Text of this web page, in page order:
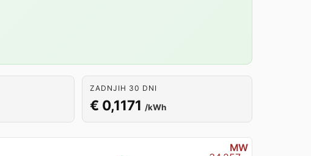
ZADNJIH 30 DNI
€ 0,1171 /kWh
MW